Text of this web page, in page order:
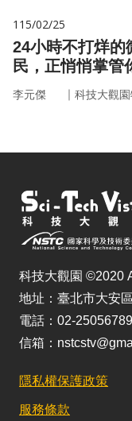
115/02/25
24小時不打烊的
民，正悄悄掌管
李元傑 ｜ 科技大觀
科技大觀園 ©2020
地址：臺北市大安
電話：02-
信箱：
隱私權保護政策
服務條款